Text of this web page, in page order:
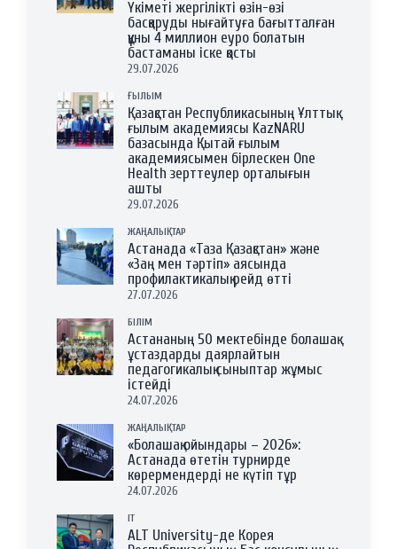
Үкіметі жергілікті өзін-өзі
басқаруды нығайтуға бағытталған
құны 4 миллион еуро болатын
бастаманы іске қосты
29.07.2026
ҒЫЛЫМ
Қазақстан Республикасының Ұлттық
ғылым академиясы KazNARU
базасында Қытай ғылым
академиясымен бірлескен One
Health зерттеулер орталығын
ашты
29.07.2026
ЖАҢАЛЫҚТАР
Астанада «Таза Қазақстан» және
«Заң мен тәртіп» аясында
профилактикалық рейд өтті
27.07.2026
БІЛІМ
Астананың 50 мектебінде болашақ
ұстаздарды даярлайтын
педагогикалық сыныптар жұмыс
істейді
24.07.2026
ЖАҢАЛЫҚТАР
«Болашақ ойындары – 2026»:
Астанада өтетін турнирде
көрермендерді не күтіп тұр
24.07.2026
IT
ALT University-де Корея